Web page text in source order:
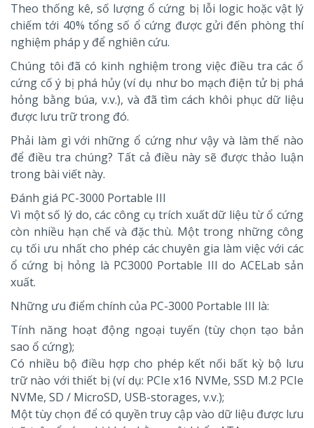
Theo thống kê, số lượng ổ cứng bị lỗi logic hoặc vật lý
chiếm tới 40% tổng số ổ cứng được gửi đến phòng thí
nghiệm pháp y để nghiên cứu.
Chúng tôi đã có kinh nghiệm trong việc điều tra các ổ
cứng cố ý bị phá hủy (ví dụ như bo mạch điện tử bị phá
hỏng bằng búa, v.v.), và đã tìm cách khôi phục dữ liệu
được lưu trữ trong đó.
Phải làm gì với những ổ cứng như vậy và làm thế nào
để điều tra chúng? Tất cả điều này sẽ được thảo luận
trong bài viết này.
Đánh giá PC-3000 Portable III
Vì một số lý do, các công cụ trích xuất dữ liệu từ ổ cứng
còn nhiều hạn chế và đặc thù. Một trong những công
cụ tối ưu nhất cho phép các chuyên gia làm việc với các
ổ cứng bị hỏng là PC3000 Portable III do ACELab sản
xuất.
Những ưu điểm chính của PC-3000 Portable III là:
Tính năng hoạt động ngoại tuyến (tùy chọn tạo bản
sao ổ cứng);
Có nhiều bộ điều hợp cho phép kết nối bất kỳ bộ lưu
trữ nào với thiết bị (ví dụ: PCIe x16 NVMe, SSD M.2 PCIe
NVMe, SD / MicroSD, USB-storages, v.v.);
Một tùy chọn để có quyền truy cập vào dữ liệu được lưu